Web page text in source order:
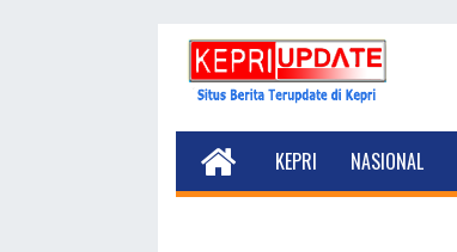
KEPRI NASIONAL